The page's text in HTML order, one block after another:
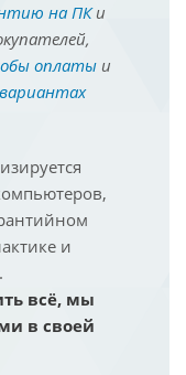
на ПКи
оплатыи
и
всё, мы
в своей